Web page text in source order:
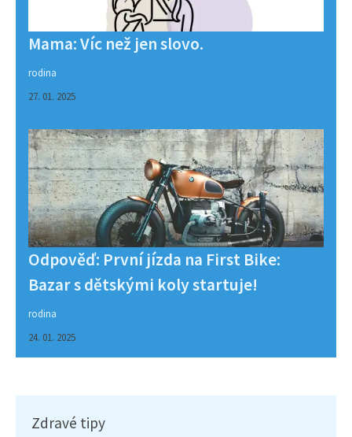
Mama: Víc než jen slovo.
rodina
27. 01. 2025
Odpověď: První jízda na First Bike:
Bazar s dětskými koly startuje!
rodina
24. 01. 2025
Zdravé tipy